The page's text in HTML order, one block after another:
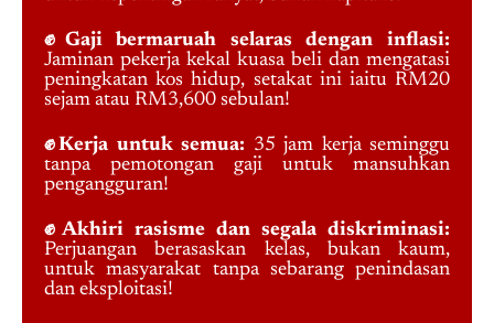
✊Gaji bermaruah selaras dengan inflasi:
Jaminan pekerja kekal kuasa beli dan mengatasi
peningkatan kos hidup, setakat ini iaitu RM20
sejam atau RM3,600 sebulan!
✊Kerja untuk semua: 35 jam kerja seminggu
tanpa pemotongan gaji untuk mansuhkan
pengangguran!
✊Akhiri rasisme dan segala diskriminasi:
Perjuangan berasaskan kelas, bukan kaum,
untuk masyarakat tanpa sebarang penindasan
dan eksploitasi!